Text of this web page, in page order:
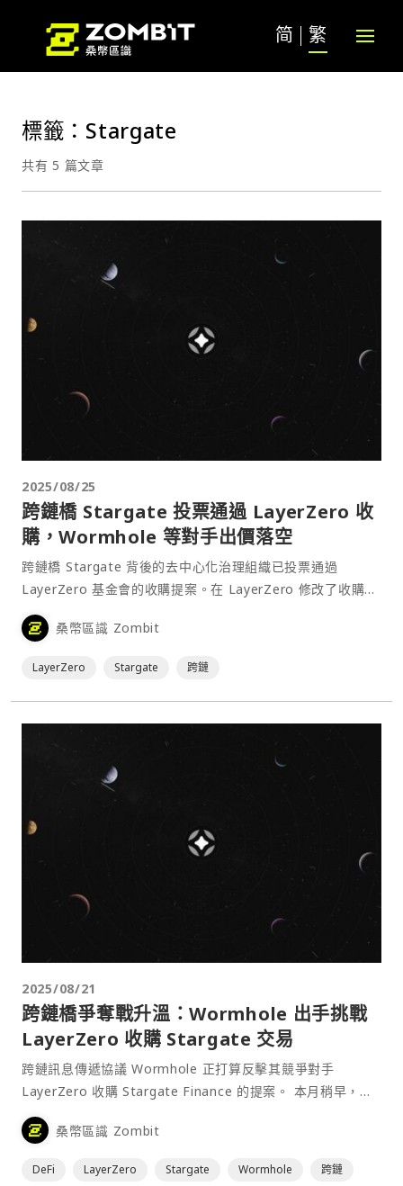
简 繁
標籤：Stargate
共有 5 篇文章
2025/08/25
跨鏈橋 Stargate 投票通過 LayerZero 收
購，Wormhole 等對手出價落空
跨鏈橋 Stargate 背後的去中心化治理組織已投票通過
LayerZero 基金會的收購提案。在 LayerZero 修改了收購條
款以安撫 Stargate 原生代幣 STG 的持有者後，此提案獲得
接近 95% 的贊成票。⋯
桑幣區識 Zombit
LayerZero Stargate 跨鏈
2025/08/21
跨鏈橋爭奪戰升溫：Wormhole 出手挑戰
LayerZero 收購 Stargate 交易
跨鏈訊息傳遞協議 Wormhole 正打算反擊其競爭對手
LayerZero 收購 Stargate Finance 的提案。 本月稍早，
LayerZero⋯
桑幣區識 Zombit
DeFi LayerZero Stargate Wormhole 跨鏈